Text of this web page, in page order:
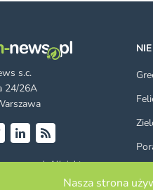
s.c.
24/26A
news.pl. All rights
Nasza strona